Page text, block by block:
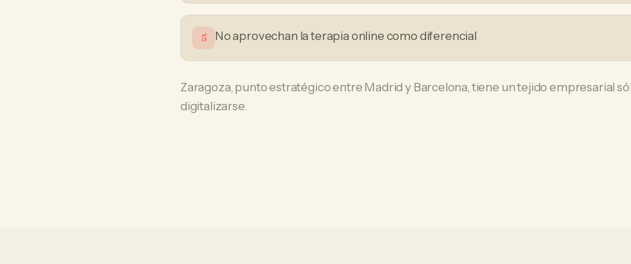
5 No aprovechan la terapia online como diferencial
Zaragoza, punto estratégico entre Madrid y Barcelona, tiene un tejido empresarial
digitalizarse.